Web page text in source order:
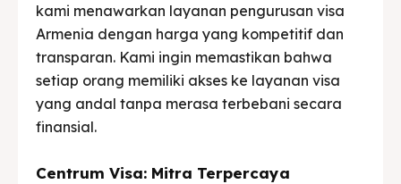
kami menawarkan layanan pengurusan visa
Armenia dengan harga yang kompetitif dan
transparan. Kami ingin memastikan bahwa
setiap orang memiliki akses ke layanan visa
yang andal tanpa merasa terbebani secara
finansial.
Centrum Visa: Mitra Terpercaya